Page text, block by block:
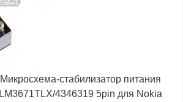
Микросхема-стабилизатор питания
LM3671TLX/4346319 5pin для Nokia